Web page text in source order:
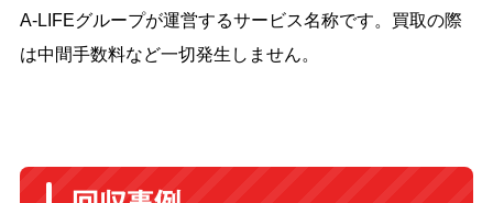
A-LIFEグループが運営するサービス名称です。買取の際
は中間手数料など一切発生しません。